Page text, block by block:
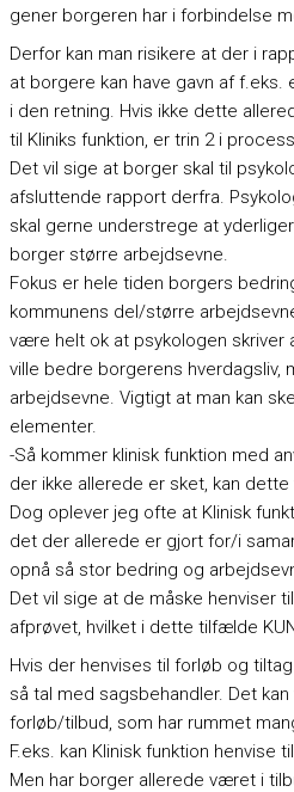
gener borgeren har i forbindelse
Derfor kan man risikere at der i
at borgere kan have gavn af
i den retning. Hvis ikke dette
til Kliniks funktion, er trin 2 i
Det vil sige at borger skal til
afsluttende rapport derfra.
skal gerne understrege at
borger større arbejdsevne.
Fokus er hele tiden borgers
kommunens del/større
være helt ok at psykologen skriver
ville bedre borgerens hverdagsliv,
arbejdsevne. Vigtigt at man kan
elementer.
-Så kommer klinisk funktion med
der ikke allerede er sket, kan
Dog oplever jeg ofte at Klinisk
det der allerede er gjort for/i
opnå så stor bedring og
Det vil sige at de måske henviser
afprøvet, hvilket i dette tilfælde
Hvis der henvises til forløb og
så tal med sagsbehandler. Det
forløb/tilbud, som har rummet
F.eks. kan Klinisk funktion
Men har borger allerede været i